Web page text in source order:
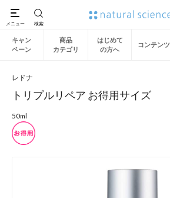
キャン
ペーン
商品
カテゴリ
はじめて
の方へ
コンテンツ
レドナ
トリプルリペア お得用サイズ
50ml